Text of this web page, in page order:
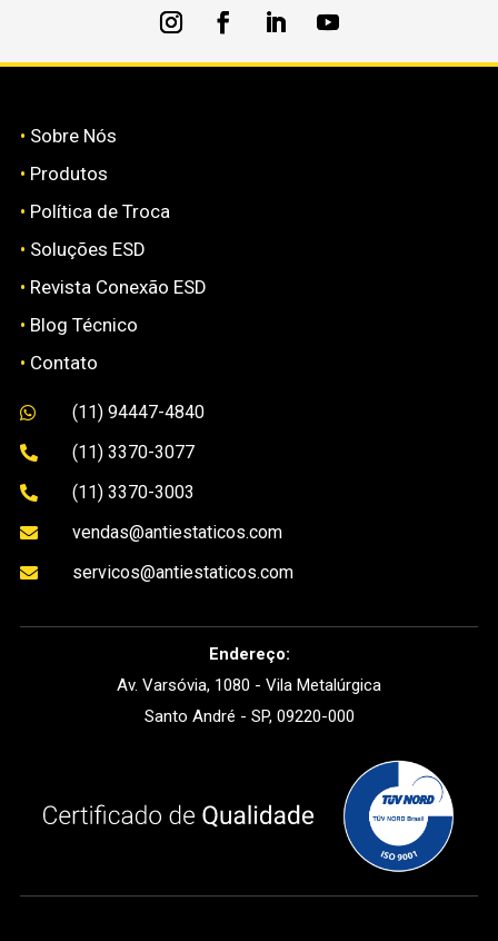
• Sobre Nós
• Produtos
• Política de Troca
• Soluções ESD
• Revista Conexão ESD
• Blog Técnico
• Contato
 (11) 94447-4840
 (11) 3370-3077
 (11) 3370-3003
 vendas@antiestaticos.com
 servicos@antiestaticos.com
Endereço:
Av. Varsóvia, 1080 - Vila Metalúrgica
Santo André - SP, 09220-000